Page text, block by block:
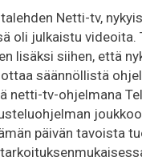
Netti-tv,
oli julkaistu videoita.
lisäksi siihen, että
säännöllistä
netti-tv-ohjelmana
päivän tavoista